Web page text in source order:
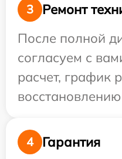
3
Ремонт
После полной
согласуем с
расчет, график
4
Гарантия